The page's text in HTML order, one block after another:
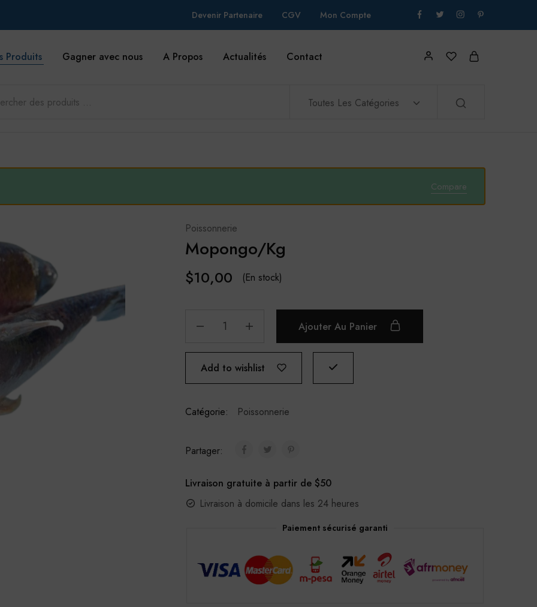
Devenir Partenaire CGV Mon Compte
Produits Gagner avec nous A Propos Actualités Contact
Toutes Les Catégories
Compare
Poissonnerie
Mopongo/Kg
$10,00 (En stock)
Ajouter Au Panier
Add to wishlist
Catégorie: Poissonnerie
Partager:
Livraison gratuite à partir de $50
Livraison à domicile dans les 24 heures
Paiement sécurisé garanti